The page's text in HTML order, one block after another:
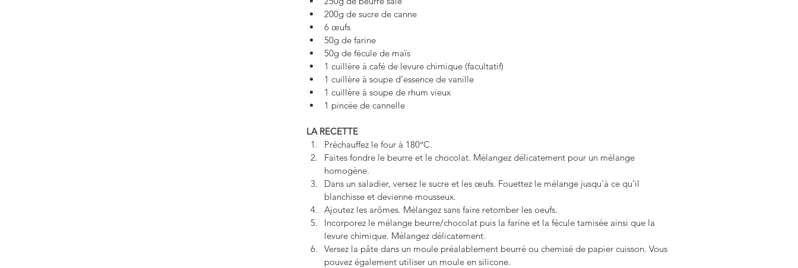
200g de sucre de canne
6 œufs
50g de farine
50g de fécule de maïs
1 cuillère à café de levure chimique (facultatif)
1 cuillère à soupe d’essence de vanille
1 cuillère à soupe de rhum vieux
1 pincée de cannelle
LA RECETTE
Préchauffez le four à 180°C.
Faites fondre le beurre et le chocolat. Mélangez délicatement pour un mélange
homogène.
Dans un saladier, versez le sucre et les œufs. Fouettez le mélange jusqu'à ce qu’il
blanchisse et devienne mousseux.
Ajoutez les arômes. Mélangez sans faire retomber les oeufs.
Incorporez le mélange beurre/chocolat puis la farine et la fécule tamisée ainsi que la
levure chimique. Mélangez délicatement.
Versez la pâte dans un moule préalablement beurré ou chemisé de papier cuisson. Vous
pouvez également utiliser un moule en silicone.